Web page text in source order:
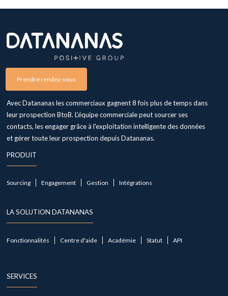
Prendre rendez-vous
Avec Datananas les commerciaux gagnent 8 fois plus de temps dans
leur prospection BtoB. L'équipe commerciale peut sourcer ses
contacts, les engager grâce à l'exploitation intelligente des données
et gérer toute leur prospection depuis Datananas.
PRODUIT
Sourcing Engagement Gestion Intégrations
LA SOLUTION DATANANAS
Fonctionnalités Centre d'aide Académie Statut API
SERVICES